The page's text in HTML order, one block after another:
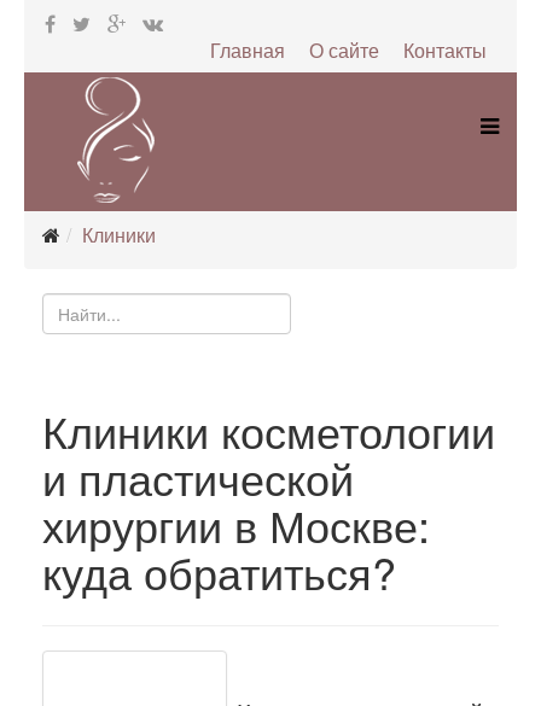
Контакты
О сайте
Главная
Клиники
Клиники косметологии
и пластической
хирургии в Москве:
куда обратиться?